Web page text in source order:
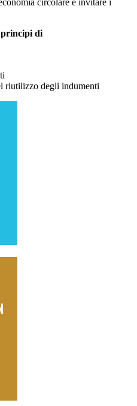
principi di
riutilizzo degli indumenti